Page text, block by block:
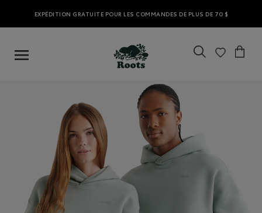
EXPÉDITION GRATUITE POUR LES COMMANDES DE PLUS DE 70 $